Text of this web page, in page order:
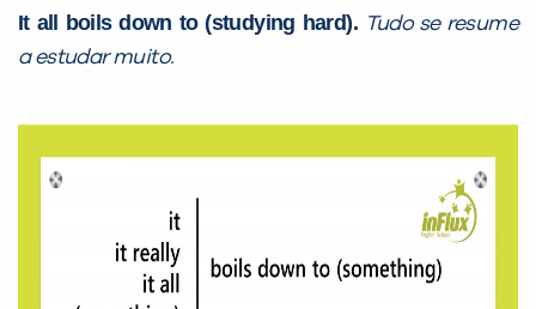
It all boils down to (studying hard). Tudo se resume
a estudar muito.
Você é aluno inFlux?
Sim